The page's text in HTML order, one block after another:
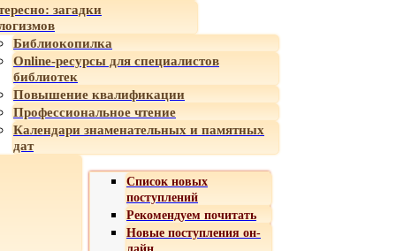
загадки
Библиокопилка
Online-ресурсы для специалистов
библиотек
Повышение квалификации
Профессиональное чтение
Календари знаменательных и памятных
дат
Список новых
поступлений
Рекомендуем почитать
Новые поступления он-